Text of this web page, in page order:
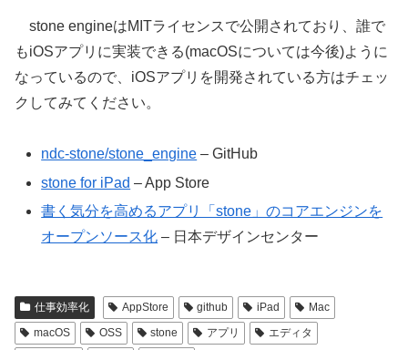
stone engineはMITライセンスで公開されており、誰で
もiOSアプリに実装できる(macOSについては今後)ように
なっているので、iOSアプリを開発されている方はチェッ
クしてみてください。
ndc-stone/stone_engine – GitHub
stone for iPad – App Store
書く気分を高めるアプリ「stone」のコアエンジンを
オープンソース化 – 日本デザインセンター
仕事効率化 AppStore github iPad
Mac
macOS
OSS stone アプリ
エディタ